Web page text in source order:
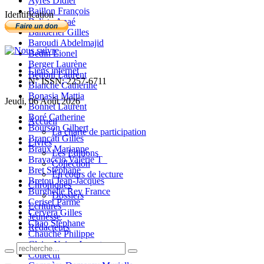
Baillon François
Balista Anaé
Banderier Gilles
Baroudi Abdelmajid
Bedin Lionel
Berger Laurène
Bettoni Laurent
Blanche Catherine
Bonasia Mattia
Bonnet Laurent
Boré Catherine
Bourson Gilbert
Brancati Gilles
Braux Marianne
Bravaccio Valérie T_
Bret Stéphane
Bretou Jean-Jacques
Burghelle Rey France
Ceriset Parme
Cervera Gilles
Chao Stéphane
Chauché Philippe
Claire-Neige Jaunet
Collectif
Identification
Liens internet
N° ISSN: 2257-6711
Jeudi, 06 Août 2026
Accueil
La charte de participation
Livres
Les Editions
Collection
En cours de lecture
Chroniques
Dossiers
Ecritures
Jeunesse
Rédacteurs